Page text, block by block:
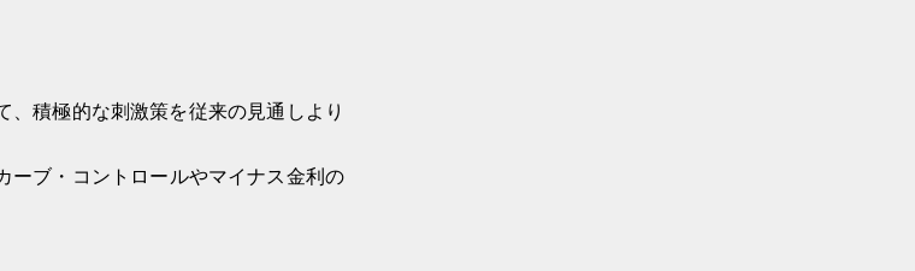
、積極的な刺激策を従来の見通しより
ーブ・コントロールやマイナス金利の